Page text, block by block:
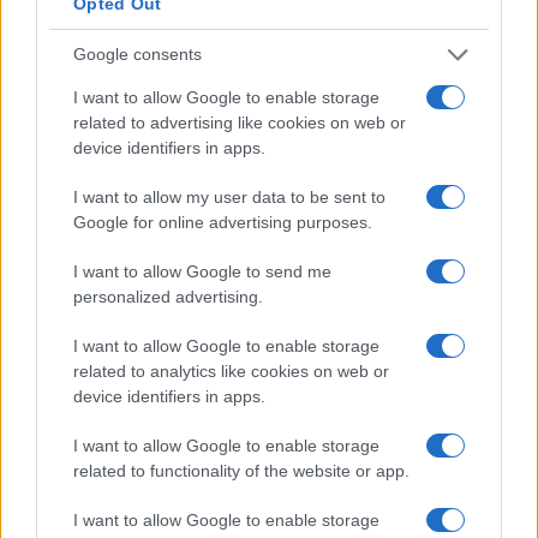
Google consents
I want to allow Google to enable storage
related to advertising like cookies on web or
device identifiers in apps.
I want to allow my user data to be sent to
Google for online advertising purposes.
I want to allow Google to send me
personalized advertising.
I want to allow Google to enable storage
related to analytics like cookies on web or
device identifiers in apps.
I want to allow Google to enable storage
related to functionality of the website or app.
I want to allow Google to enable storage
Adicionar extensão MetaMask ao Chrome
Recomendamos usar o Google Chrome ou o Brave Browser
aqui. Vá para a Chrome Web Store e pesquise MetaMask,
certifique-se de que a extensão seja oferecida por
https://metamask.io por segurança e clique em Adicionar
ao Chrome.
confirme na próxima tela, verificando-as. E pronto! Leia as
dicas mais uma vez para garantir que você esteja
totalmente ciente dos problemas de segurança e clique em
tudo concluído, agora sua carteira está pronta. Agora
clique no ícone MetaMask na barra de extensão do
navegador e desbloqueie sua carteira com sua senha. Você
deve ver seu saldo inicial depois.Aí vem a etapa de
geração de frase de backup, na tela você verá uma lista de